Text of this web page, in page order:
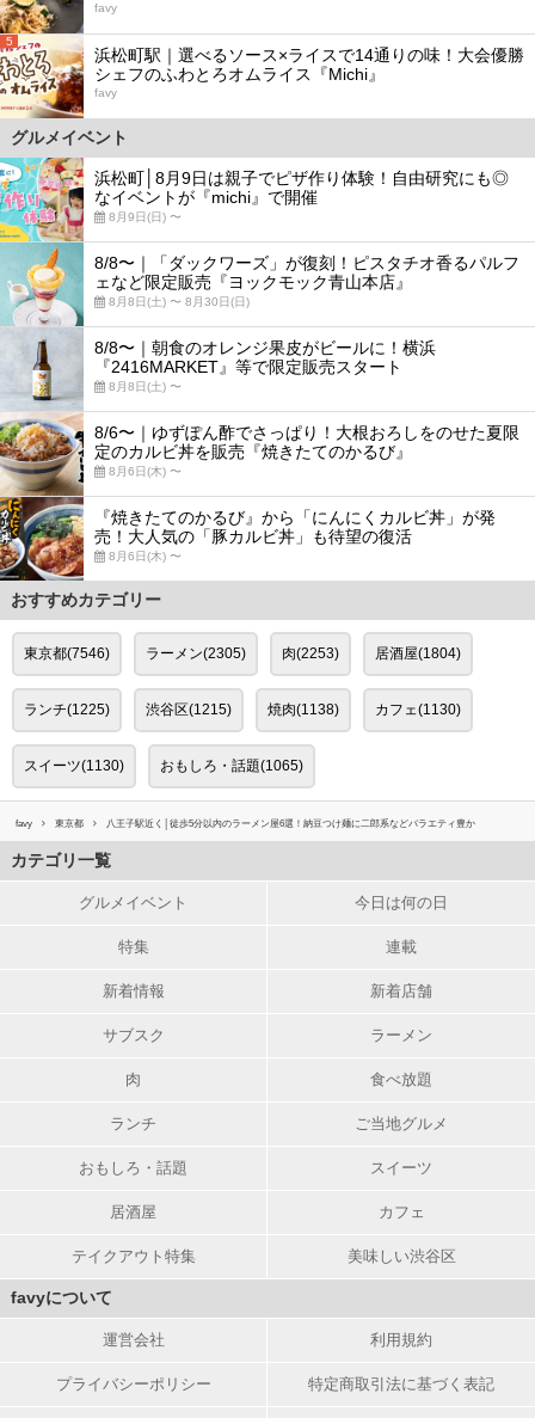
favy
5
浜松町駅｜選べるソース×ライスで14通りの味！大会優勝
シェフのふわとろオムライス『Michi』
favy
グルメイベント
浜松町│8月9日は親子でピザ作り体験！自由研究にも◎
なイベントが『michi』で開催
8月9日(日) 〜
8/8〜｜「ダックワーズ」が復刻！ピスタチオ香るパルフ
ェなど限定販売『ヨックモック青山本店』
8月8日(土) 〜 8月30日(日)
8/8〜｜朝食のオレンジ果皮がビールに！横浜
『2416MARKET』等で限定販売スタート
8月8日(土) 〜
8/6〜｜ゆずぽん酢でさっぱり！大根おろしをのせた夏限
定のカルビ丼を販売『焼きたてのかるび』
8月6日(木) 〜
『焼きたてのかるび』から「にんにくカルビ丼」が発
売！大人気の「豚カルビ丼」も待望の復活
8月6日(木) 〜
おすすめカテゴリー
東京都(7546) ラーメン(2305) 肉(2253) 居酒屋(1804)
ランチ(1225) 渋谷区(1215) 焼肉(1138) カフェ(1130)
スイーツ(1130) おもしろ・話題(1065)
favy 東京都 八王子駅近く│徒歩5分以内のラーメン屋6選！納豆つけ麺に二郎系などバラエティ豊か
カテゴリ一覧
グルメイベント 今日は何の日
特集 連載
新着情報 新着店舗
サブスク ラーメン
肉 食べ放題
ランチ ご当地グルメ
おもしろ・話題 スイーツ
居酒屋 カフェ
テイクアウト特集 美味しい渋谷区
favyについて
運営会社 利用規約
プライバシーポリシー 特定商取引法に基づく表記